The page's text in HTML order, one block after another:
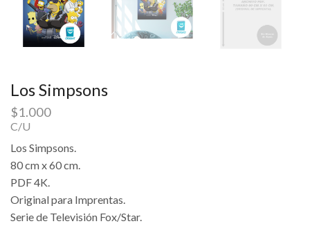
Los Simpsons
$1.000
C/U
Los Simpsons.
80 cm x 60 cm.
PDF 4K.
Original para Imprentas.
Serie de Televisión Fox/Star.